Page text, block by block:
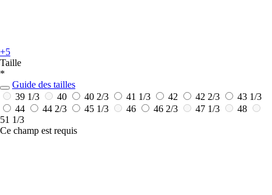
+5
Taille
*
Guide des tailles
39 1/3
40 40 2/3 41 1/3 42 42 2/3
43 1/3
44
44 2/3 45 1/3 46 46 2/3 47 1/3
48
51 1/3
Ce champ est requis